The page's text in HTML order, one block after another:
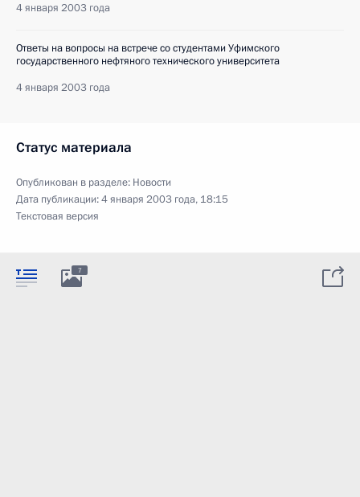
4 января 2003 года
Ответы на вопросы на встрече со студентами Уфимского
государственного нефтяного технического университета
4 января 2003 года
Статус материала
Опубликован в разделе: Новости
Дата публикации:4 января 2003 года, 18:15
Текстовая версия
7